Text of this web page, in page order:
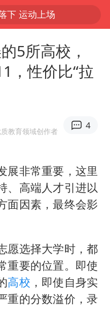
下 运动上场
的“青海拉面”店
泰国突发校园枪击案已致2死多伤
女子开一天一夜空调后二氧化碳中毒
97岁英国奶奶飞上天再破吉尼斯纪录
树科技背后大赢家
小时开着更省电”不实
男子杀人后逃进深山21年活得像野人
大家买深色蛋糕”
公司“上四休三”但要降薪1000元
985博士后被曝在妻子孕期出轨后续
5所高校，
，性价比“拉
质教育领域创作者
4
展非常重要，这里
、高端人才引进以
面因素，最终会影
愿选择大学时，都
重要的位置。即使
高校 ，即使自身实
重的分数溢价，录